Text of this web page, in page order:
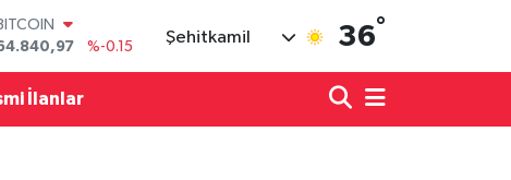
%-0.15
47,7436
Şehitkamil 36°
İlanlar